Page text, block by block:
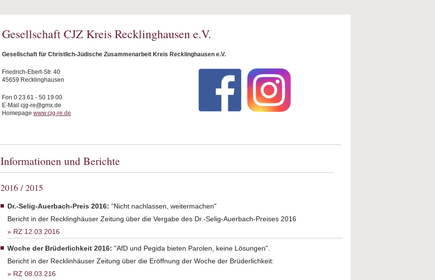
Gesellschaft CJZ Kreis Recklinghausen e.V.
Gesellschaft für Christlich-Jüdische Zusammenarbeit Kreis Recklinghausen e.V.
Friedrich-Ebert-Str. 40
45659 Recklinghausen
Fon 0 23 61 - 50 19 00
E-Mail cjg-re@gmx.de
Homepage www.cjg-re.de
Informationen und Berichte
2016 / 2015
Dr.-Selig-Auerbach-Preis 2016: "Nicht nachlassen, weitermachen"
Bericht in der Recklinghäuser Zeitung über die Vergabe des Dr.-Selig-Auerbach-Preises 2016
RZ 12.03.2016
Woche der Brüderlichkeit 2016: "AfD und Pegida bieten Parolen, keine Lösungen".
Bericht in der Recklinhäuser Zeitung über die Eröffnung der Woche der Brüderlichkeit:
RZ 08.03.216